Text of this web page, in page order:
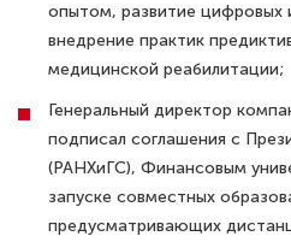
опытом, развитие
внедрение практик
медицинской реабилитации;
Генеральный директор
подписал соглашения с
(РАНХиГС), Финансовым
запуске совместных
предусматривающих